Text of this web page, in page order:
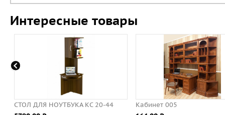
Интересные товары
СТОЛ ДЛЯ НОУТБУКА КС 20-44 Кабинет 005